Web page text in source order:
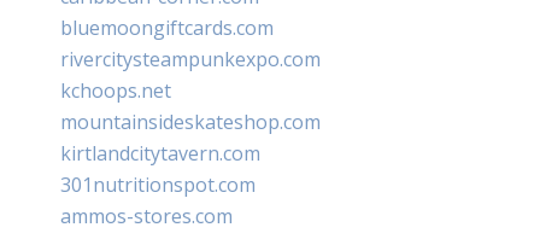
bluemoongiftcards.com
rivercitysteampunkexpo.com
kchoops.net
mountainsideskateshop.com
kirtlandcitytavern.com
301nutritionspot.com
ammos-stores.com